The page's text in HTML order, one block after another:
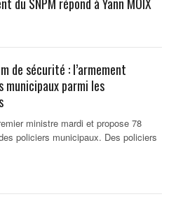
du SNPM répond à Yann MOIX
de sécurité : l’armement
parmi les
ministre mardi et propose 78
policiers municipaux. Des policiers